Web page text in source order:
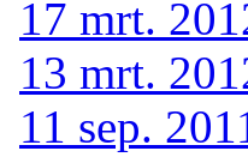
17 mrt.
13 mrt.
11 sep.